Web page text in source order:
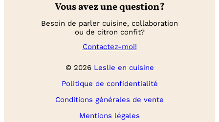
Vous avez une question?
Besoin de parler cuisine, collaboration
ou de citron confit?
Contactez-moi!
© 2026 Leslie en cuisine
Politique de confidentialité
Conditions générales de vente
Mentions légales